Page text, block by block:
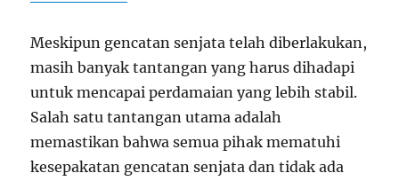
Meskipun gencatan senjata telah diberlakukan,
masih banyak tantangan yang harus dihadapi
untuk mencapai perdamaian yang lebih stabil.
Salah satu tantangan utama adalah
memastikan bahwa semua pihak mematuhi
kesepakatan gencatan senjata dan tidak ada